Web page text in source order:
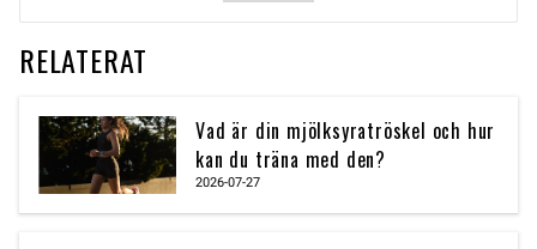
RELATERAT
Vad är din mjölksyratröskel och hur
kan du träna med den?
2026-07-27